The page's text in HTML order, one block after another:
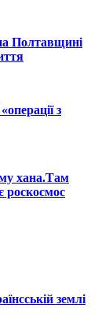
Полтавщині
з
хана.Там
роскосмос
землі